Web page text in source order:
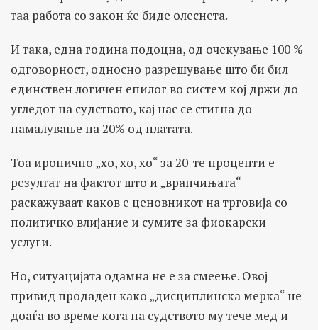
таа работа со закон ќе биде олеснета.
И така, една година подоцна, од очекување 100 %
одговорност, односно разрешување што би бил
единствен логичен епилог во систем кој држи до
угледот на судството, кај нас се стигна до
намалување на 20% од платата.
Тоа иронично „хо, хо, хо“ за 20-те проценти е
резултат на фактот што и „врапчињата“
раскажуваат каков е ценовникот на трговија со
политичко влијание и сумите за фиокарски
услуги.
Но, ситуацијата одамна не е за смеење. Овој
привид продаден како „дисциплинска мерка“ не
доаѓа во време кога на судството му тече мед и